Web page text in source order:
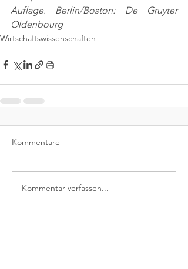
Auflage. Berlin/Boston: De Gruyter
Oldenbourg
Wirtschaftswissenschaften
Kommentare
Kommentar verfassen...